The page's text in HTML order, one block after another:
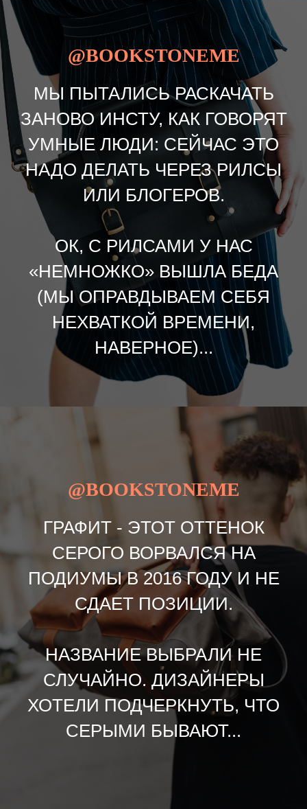
@BOOKSTONEME
МЫ ПЫТАЛИСЬ РАСКАЧАТЬ
ЗАНОВО ИНСТУ, КАК ГОВОРЯТ
УМНЫЕ ЛЮДИ: СЕЙЧАС ЭТО
НАДО ДЕЛАТЬ ЧЕРЕЗ РИЛСЫ
ИЛИ БЛОГЕРОВ.
ОК, С РИЛСАМИ У НАС
«НЕМНОЖКО» ВЫШЛА БЕДА
(МЫ ОПРАВДЫВАЕМ СЕБЯ
НЕХВАТКОЙ ВРЕМЕНИ,
НАВЕРНОЕ)...
@BOOKSTONEME
ГРАФИТ - ЭТОТ ОТТЕНОК
СЕРОГО ВОРВАЛСЯ НА
ПОДИУМЫ В 2016 ГОДУ И НЕ
СДАЕТ ПОЗИЦИИ.
НАЗВАНИЕ ВЫБРАЛИ НЕ
СЛУЧАЙНО. ДИЗАЙНЕРЫ
ХОТЕЛИ ПОДЧЕРКНУТЬ, ЧТО
СЕРЫМИ БЫВАЮТ...